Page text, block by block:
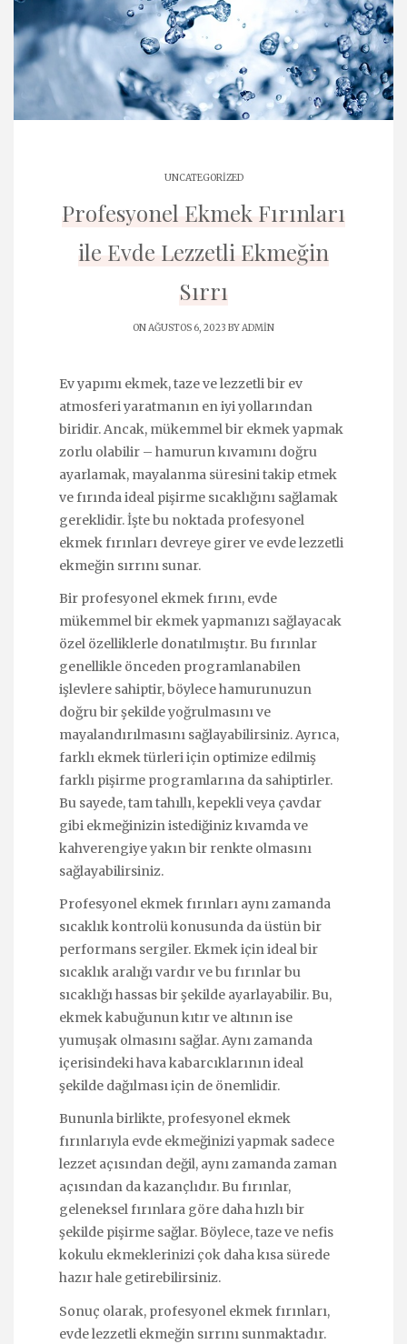
UNCATEGORIZED
Profesyonel Ekmek Fırınları
ile Evde Lezzetli Ekmeğin
Sırrı
ON AĞUSTOS 6, 2023 BYADMIN
Ev yapımı ekmek, taze ve lezzetli bir ev
atmosferi yaratmanın en iyi yollarından
biridir. Ancak, mükemmel bir ekmek yapmak
zorlu olabilir – hamurun kıvamını doğru
ayarlamak, mayalanma süresini takip etmek
ve fırında ideal pişirme sıcaklığını sağlamak
gereklidir. İşte bu noktada profesyonel
ekmek fırınları devreye girer ve evde lezzetli
ekmeğin sırrını sunar.
Bir profesyonel ekmek fırını, evde
mükemmel bir ekmek yapmanızı sağlayacak
özel özelliklerle donatılmıştır. Bu fırınlar
genellikle önceden programlanabilen
işlevlere sahiptir, böylece hamurunuzun
doğru bir şekilde yoğrulmasını ve
mayalandırılmasını sağlayabilirsiniz. Ayrıca,
farklı ekmek türleri için optimize edilmiş
farklı pişirme programlarına da sahiptirler.
Bu sayede, tam tahıllı, kepekli veya çavdar
gibi ekmeğinizin istediğiniz kıvamda ve
kahverengiye yakın bir renkte olmasını
sağlayabilirsiniz.
Profesyonel ekmek fırınları aynı zamanda
sıcaklık kontrolü konusunda da üstün bir
performans sergiler. Ekmek için ideal bir
sıcaklık aralığı vardır ve bu fırınlar bu
sıcaklığı hassas bir şekilde ayarlayabilir. Bu,
ekmek kabuğunun kıtır ve altının ise
yumuşak olmasını sağlar. Aynı zamanda
içerisindeki hava kabarcıklarının ideal
şekilde dağılması için de önemlidir.
Bununla birlikte, profesyonel ekmek
fırınlarıyla evde ekmeğinizi yapmak sadece
lezzet açısından değil, aynı zamanda zaman
açısından da kazançlıdır. Bu fırınlar,
geleneksel fırınlara göre daha hızlı bir
şekilde pişirme sağlar. Böylece, taze ve nefis
kokulu ekmeklerinizi çok daha kısa sürede
hazır hale getirebilirsiniz.
Sonuç olarak, profesyonel ekmek fırınları,
evde lezzetli ekmeğin sırrını sunmaktadır.